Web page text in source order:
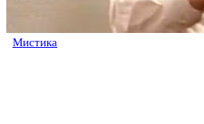
Мистика